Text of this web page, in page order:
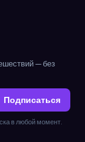
— без
Подписаться
в любой момент.